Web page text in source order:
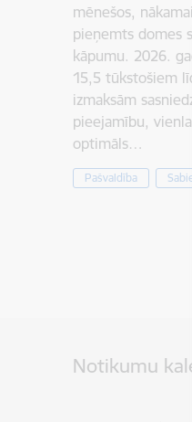
mēnešos,
pieņemts domes
kāpumu. 2026.
15,5 tūkstošiem
izmaksām
pieejamību,
optimāls…
Pašvaldība
Notikumu